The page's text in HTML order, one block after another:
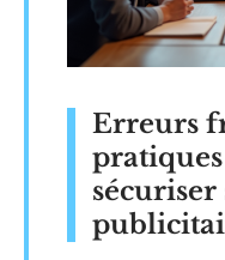
Erreurs
sécuriser